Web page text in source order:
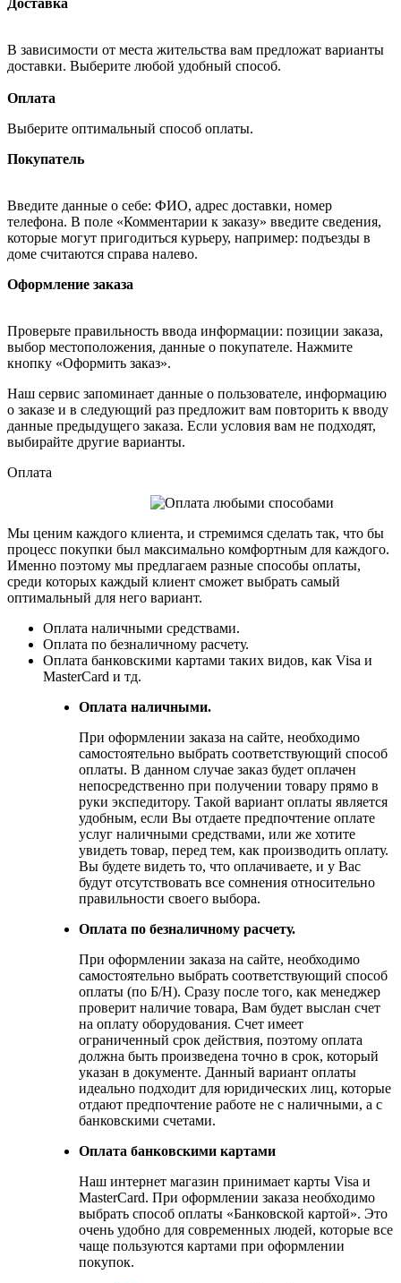
В зависимости от места жительства вам предложат варианты
доставки. Выберите любой удобный способ.
Оплата
Выберите оптимальный способ оплаты.
Покупатель
Введите данные о себе: ФИО, адрес доставки, номер
телефона. В поле «Комментарии к заказу» введите сведения,
которые могут пригодиться курьеру, например: подъезды в
доме считаются справа налево.
Оформление заказа
Проверьте правильность ввода информации: позиции заказа,
выбор местоположения, данные о покупателе. Нажмите
кнопку «Оформить заказ».
Наш сервис запоминает данные о пользователе, информацию
о заказе и в следующий раз предложит вам повторить к вводу
данные предыдущего заказа. Если условия вам не подходят,
выбирайте другие варианты.
Оплата
Мы ценим каждого клиента, и стремимся сделать так, что бы
процесс покупки был максимально комфортным для каждого.
Именно поэтому мы предлагаем разные способы оплаты,
среди которых каждый клиент сможет выбрать самый
оптимальный для него вариант.
Оплата наличными средствами.
Оплата по безналичному расчету.
Оплата банковскими картами таких видов, как Visa и
MasterCard и тд.
Оплата наличными.
При оформлении заказа на сайте, необходимо
самостоятельно выбрать соответствующий способ
оплаты. В данном случае заказ будет оплачен
непосредственно при получении товару прямо в
руки экспедитору. Такой вариант оплаты является
удобным, если Вы отдаете предпочтение оплате
услуг наличными средствами, или же хотите
увидеть товар, перед тем, как производить оплату.
Вы будете видеть то, что оплачиваете, и у Вас
будут отсутствовать все сомнения относительно
правильности своего выбора.
Оплата по безналичному расчету.
При оформлении заказа на сайте, необходимо
самостоятельно выбрать соответствующий способ
оплаты (по Б/Н). Сразу после того, как менеджер
проверит наличие товара, Вам будет выслан счет
на оплату оборудования. Счет имеет
ограниченный срок действия, поэтому оплата
должна быть произведена точно в срок, который
указан в документе. Данный вариант оплаты
идеально подходит для юридических лиц, которые
отдают предпочтение работе не с наличными, а с
банковскими счетами.
Оплата банковскими картами
Наш интернет магазин принимает карты Visa и
MasterCard. При оформлении заказа необходимо
выбрать способ оплаты «Банковской картой». Это
очень удобно для современных людей, которые все
чаще пользуются картами при оформлении
покупок.